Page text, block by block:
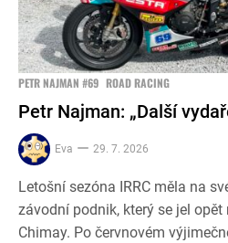
PETR NAJMAN #69 ROAD RACING
Petr Najman: „Další
Eva 29. 7. 2026
Letošní sezóna IRRC měla na
závodní podnik, který se jel
Chimay. Po červnovém